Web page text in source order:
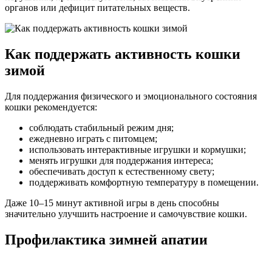
органов или дефицит питательных веществ.
Как поддержать активность кошки
зимой
Для поддержания физического и эмоционального состояния
кошки рекомендуется:
соблюдать стабильный режим дня;
ежедневно играть с питомцем;
использовать интерактивные игрушки и кормушки;
менять игрушки для поддержания интереса;
обеспечивать доступ к естественному свету;
поддерживать комфортную температуру в помещении.
Даже 10–15 минут активной игры в день способны
значительно улучшить настроение и самочувствие кошки.
Профилактика зимней апатии